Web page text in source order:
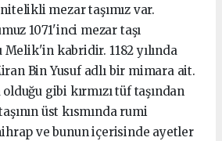
mezar taşımız var.
1071'inci mezar taşı
kabridir. 1182 yılında
Bin Yusuf adlı bir mimara ait.
gibi kırmızı tüf taşından
üst kısmında rumi
ve bunun içerisinde ayetler